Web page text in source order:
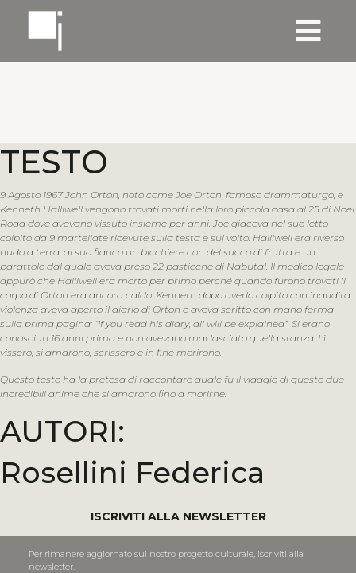
TESTO
9 Agosto 1967 John Orton, noto come Joe Orton, famoso drammaturgo, e
Kenneth Halliwell vengono trovati morti nella loro piccola casa al 25 di Noel
Road dove avevano vissuto insieme per anni. Joe giaceva nel suo letto
colpito da 9 martellate ricevute sulla testa e sul volto. Halliwell era riverso
nudo a terra, al suo fianco un bicchiere con del succo di frutta e un
barattolo dal quale aveva preso 22 pasticche di Nabutal. Il medico legale
appurò che Halliwell era morto per primo perché quando furono trovati il
corpo di Orton era ancora caldo. Kenneth dopo averlo colpito con inaudita
violenza aveva aperto il diario di Orton e aveva scritto con mano ferma
sulla prima pagina: “If you read his diary, all will be explained”. Si erano
conosciuti 16 anni prima e non avevano mai lasciato quella stanza. Lì
vissero, si amarono, scrissero e in fine morirono.
Questo testo ha la pretesa di raccontare quale fu il viaggio di queste due
incredibili anime che si amarono fino a morirne.
AUTORI:
Rosellini Federica
ISCRIVITI ALLA NEWSLETTER
Per rimanere aggiornato sul nostro progetto culturale, iscriviti alla
newsletter.